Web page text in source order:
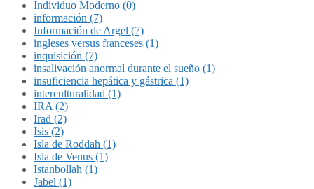
Individuo Moderno (0)
información (7)
Información de Argel (7)
ingleses versus franceses (1)
inquisición (7)
insalivación anormal durante el sueño (1)
insuficiencia hepática y gástrica (1)
interculturalidad (1)
IRA (2)
Irad (2)
Isis (2)
Isla de Roddah (1)
Isla de Venus (1)
Istanbollah (1)
Jabel (1)